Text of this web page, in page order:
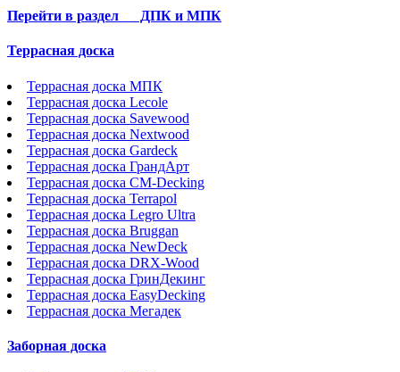
Перейти в раздел ДПК и МПК
Террасная доска
Террасная доска МПК
Террасная доска Lecole
Террасная доска Savewood
Террасная доска Nextwood
Террасная доска Gardeck
Террасная доска ГрандАрт
Террасная доска CM-Decking
Террасная доска Terrapol
Террасная доска Legro Ultra
Террасная доска Bruggan
Террасная доска NewDeck
Террасная доска DRX-Wood
Террасная доска ГринДекинг
Террасная доска EasyDecking
Террасная доска Мегадек
Заборная доска